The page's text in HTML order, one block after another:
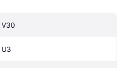
V30
U3